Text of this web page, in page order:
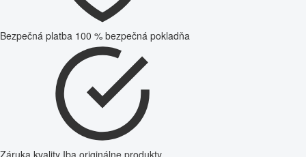
Bezpečná platba 100 % bezpečná pokladňa